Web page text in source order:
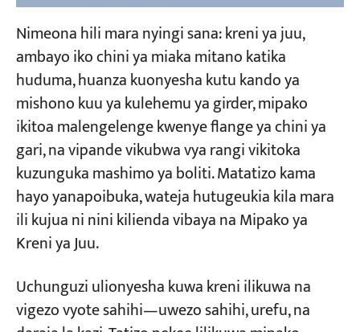
Miradi
Blogu
Habari
Maombi
Kuhusu sisi
Wasiliana nasi
Jua Jinsi Kreni Yako Inavyokabiliana
Maandalizi ya Uso—60% ya Bawaba za
Maisha za Mipako kwenye Hii
Jinsi ya Kuchagua Daraja la Kusafisha Mlipuko
Kina Bora cha Ukwaru ni Kipi?
Ulinganisho Mkuu: Jinsi ya Kuchagua Mpango
wa Mipako wa ISO 12944 kwa Mazingira
kutoka C3 hadi C5-M kwa Kreni Yako ya Juu
Mazingira ya C3 (Sekta ya Jumla) – Kiwango
cha Koreni Nyingi za Ndani
Nimeona hili mara nyingi sana: kreni ya juu,
ambayo iko chini ya miaka mitano katika
huduma, huanza kuonyesha kutu kando ya
mishono kuu ya kulehemu ya girder, mipako
ikitoa malengelenge kwenye flange ya chini ya
gari, na vipande vikubwa vya rangi vikitoka
kuzunguka mashimo ya boliti. Matatizo kama
hayo yanapoibuka, wateja hutugeukia kila mara
ili kujua ni nini kilienda vibaya na Mipako ya
Kreni ya Juu.
Uchunguzi ulionyesha kuwa kreni ilikuwa na
vigezo vyote sahihi—uwezo sahihi, urefu, na